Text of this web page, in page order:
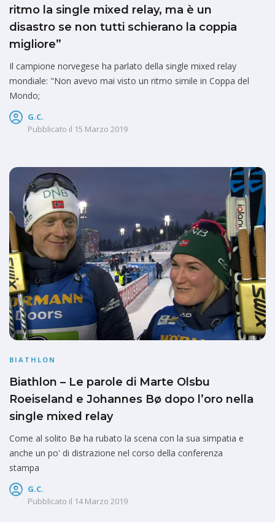
ritmo la single mixed relay, ma è un
disastro se non tutti schierano la coppia
migliore”
Il campione norvegese ha parlato della single mixed relay
mondiale: "Non avevo mai visto un ritmo simile in Coppa del
Mondo;
G.C.
Pubblicato il 15 Marzo 2019
BIATHLON
Biathlon – Le parole di Marte Olsbu
Roeiseland e Johannes Bø dopo l’oro nella
single mixed relay
Come al solito Bø ha rubato la scena con la sua simpatia e
anche un po' di distrazione nel corso della conferenza
stampa
G.C.
Pubblicato il 14 Marzo 2019